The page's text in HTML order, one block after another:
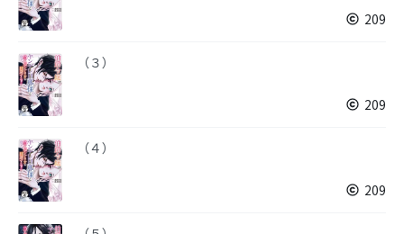
209
（３）
209
（４）
209